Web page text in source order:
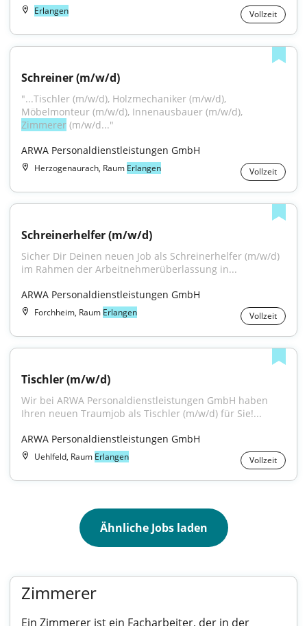
Erlangen Vollzeit
Schreiner (m/w/d)
"...Tischler (m/w/d), Holzmechaniker (m/w/d),
Zimmerer (m/w/d..."
ARWA Personaldienstleistungen GmbH
Herzogenaurach, Raum Erlangen Vollzeit
Schreinerhelfer (m/w/d)
Sicher Dir Deinen neuen Job als Schreinerhelfer (m/w/d)
im Rahmen der Arbeitnehmerüberlassung in...
ARWA Personaldienstleistungen GmbH
Forchheim, Raum Erlangen Vollzeit
Tischler (m/w/d)
Wir bei ARWA Personaldienstleistungen GmbH haben
Ihren neuen Traumjob als Tischler (m/w/d) für Sie!...
ARWA Personaldienstleistungen GmbH
Uehlfeld, Raum Erlangen Vollzeit
Ähnliche Jobs laden
Zimmerer
Ein Zimmerer ist ein Facharbeiter, der in der